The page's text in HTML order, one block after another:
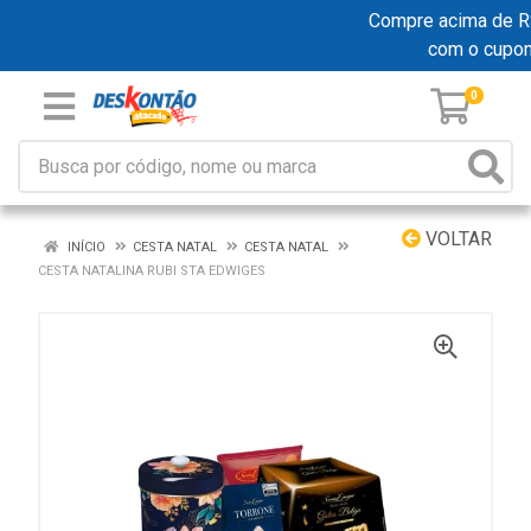
Compre acima de
com o
0
VOLTAR
INÍCIO CESTA NATAL
CESTA NATAL
CESTA NATALINA RUBI STA EDWIGES